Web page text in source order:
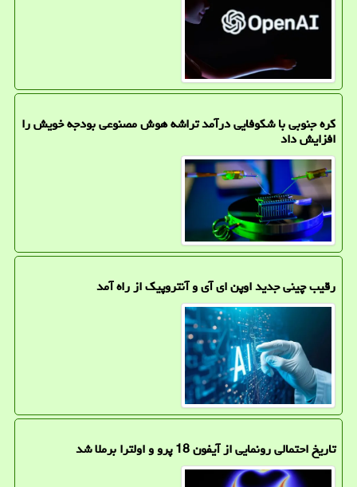
کره جنوبی با شکوفایی درآمد تراشه هوش مصنوعی بودجه خویش را
افزایش داد
رقیب چینی جدید اوپن ای آی و آنتروپیک از راه آمد
تاریخ احتمالی رونمایی از آیفون 18 پرو و اولترا برملا شد